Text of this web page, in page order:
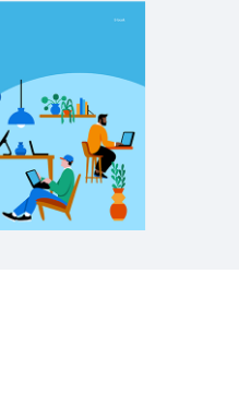
adattarsi al futuro
della forza lavoro